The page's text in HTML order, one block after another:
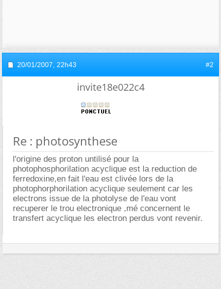
20/01/2007, 22h43 #2
invite18e022c4
Re : photosynthese
l'origine des proton untilisé pour la
photophosphorilation acyclique est la reduction de
ferredoxine,en fait l'eau est clivée lors de la
photophorphorilation acyclique seulement car les
electrons issue de la photolyse de l'eau vont
recuperer le trou electronique ,mé concernent le
transfert acyclique les electron perdus vont revenir.